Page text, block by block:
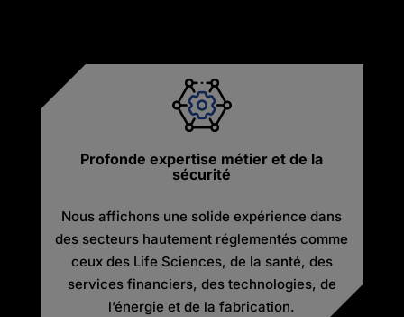
Profonde expertise métier et de la
sécurité
Nous affichons une solide expérience dans
des secteurs hautement réglementés comme
ceux des Life Sciences, de la santé, des
services financiers, des technologies, de
l’énergie et de la fabrication.